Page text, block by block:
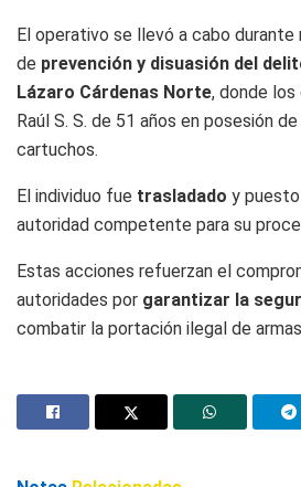
El operativo se llevó a cabo durante
de prevención y disuasión del
Lázaro Cárdenas Norte, donde
Raúl S. S. de 51 años en posesión
cartuchos.
El individuo fue trasladado y
autoridad competente para su
Estas acciones refuerzan el
autoridades por garantizar la
combatir la portación ilegal de